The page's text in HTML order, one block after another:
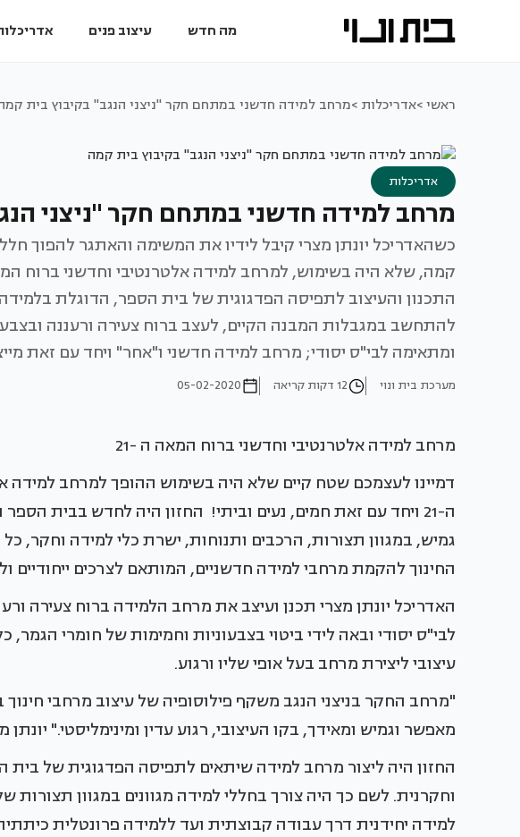
מה חדש עיצוב פנים
ראשי >אדריכלות >מרחב למידה חדשני במתחם חקר "ניצני הנגב" בקיבוץ בית
אדריכלות
מרחב למידה חדשני במתחם חקר "ניצני
כשהאדריכל יונתן מצרי קיבל לידיו את המשימה והאתגר להפוך
התכנון והעיצוב לתפיסה הפדגוגית של בית הספר, הדוגלת
להתחשב במגבלות המבנה הקיים, לעצב ברוח צעירה ורעננה
ומתאימה לבי"ס יסודי; מרחב למידה חדשני ו"אחר" ויחד עם זאת
מערכת בית ונוי 12 דקות קריאה 05-02-2020
מרחב למידה אלטרנטיבי וחדשני ברוח המאה ה -21
דמיינו לעצמכם שטח קיים שלא היה בשימוש ההופך למרחב למידה
ה-21 ויחד עם זאת חמים, נעים וביתי! החזון היה לחדש בבית
החינוך להקמת מרחבי למידה חדשניים, המותאם לצרכים ייחודיים
האדריכל יונתן מצרי תכנן ועיצב את מרחב הלמידה ברוח צעירה
לבי"ס יסודי ובאה לידי ביטוי בצבעוניות וחמימות של חומרי הגמר,
עיצובי ליצירת מרחב בעל אופי שליו ורגוע.
"מרחב החקר בניצני הנגב משקף פילוסופיה של עיצוב מרחבי
מאפשר וגמיש ומאידך, בקו העיצובי, רגוע עדין ומינימליסטי." יונתן
החזון היה ליצור מרחב למידה שיתאים לתפיסה הפדגוגית של
וחקרנית. לשם כך היה צורך בחללי למידה מגוונים במגוון תצורות
למידה יחידנית דרך עבודה קבוצתית ועד ללמידה פרונטלית